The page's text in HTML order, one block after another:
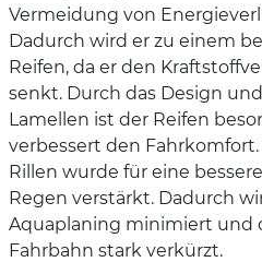
Vermeidung von
Dadurch wird er zu einem
Reifen, da er den
senkt. Durch das Design
Lamellen ist der Reifen
verbessert den
Rillen wurde für eine
Regen verstärkt. Dadurch
Aquaplaning minimiert und
Fahrbahn stark verkürzt.